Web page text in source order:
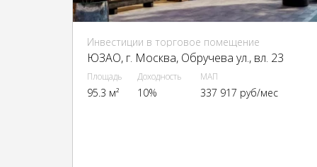
Инвестиции в торговое помещение
ЮЗАО, г. Москва, Обручева ул., вл. 23
Площадь
95.3 м²
Доходность
10%
МАП
337 917 руб/мес